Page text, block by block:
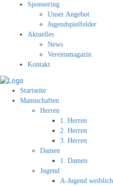
Sponsoring
Unser Angebot
Jugendspielfelder
Aktuelles
News
Vereinsmagazin
Kontakt
Startseite
Mannschaften
Herren
1. Herren
2. Herren
3. Herren
Damen
1. Damen
Jugend
A-Jugend weiblich